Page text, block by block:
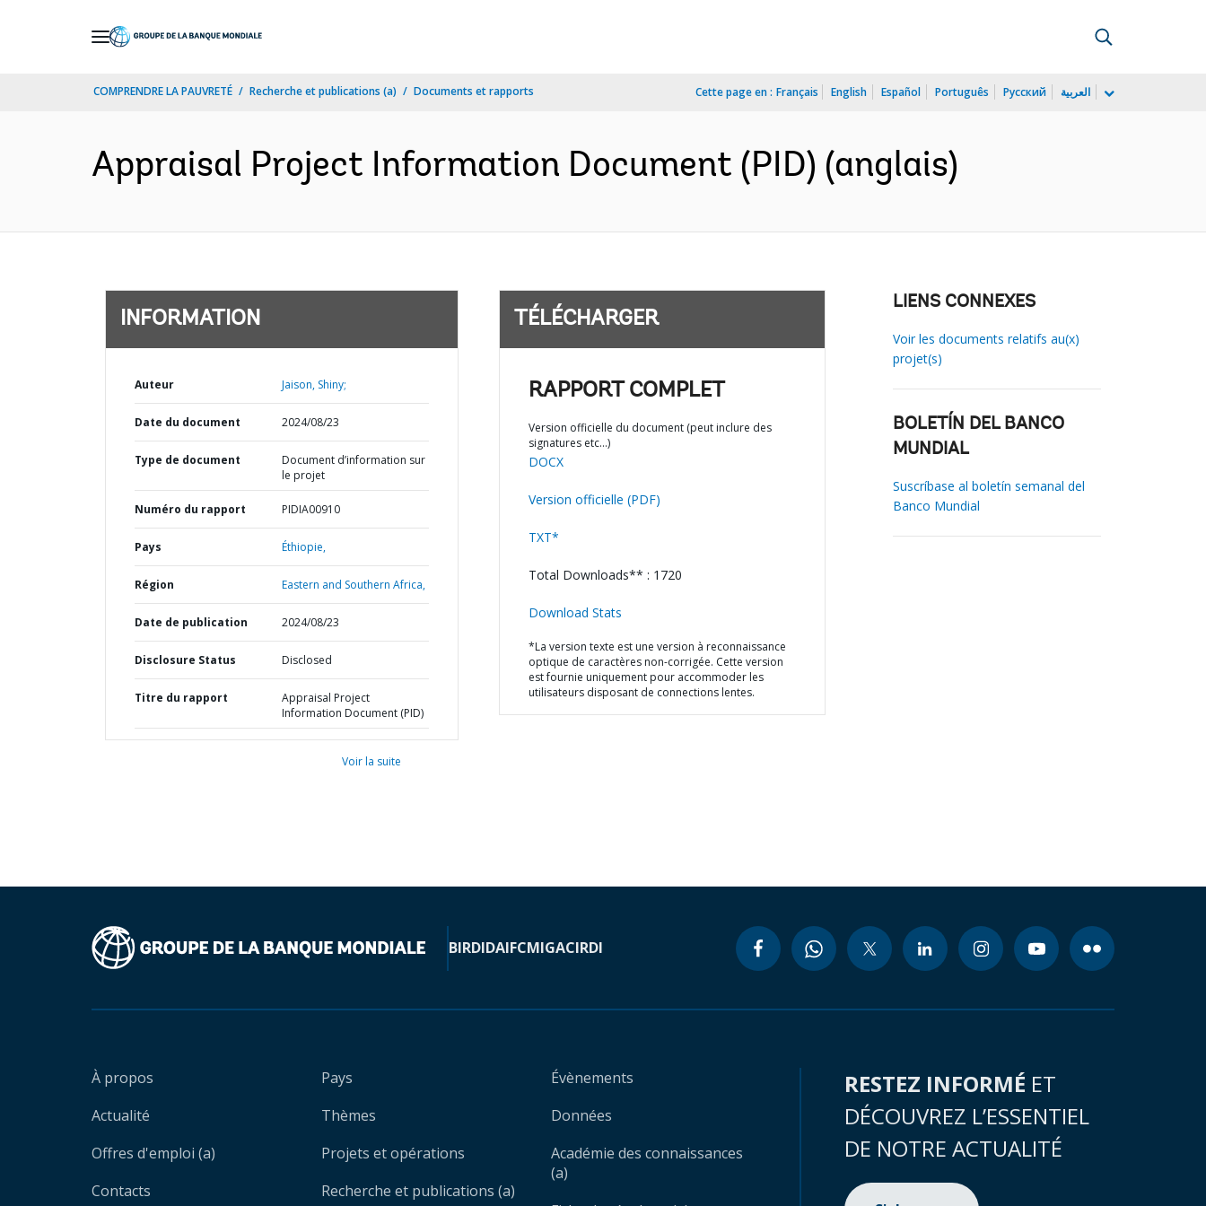
COMPRENDRE LA PAUVRETÉ Recherche et publications (a) Documents et rapports Cette page en : Français English Español Português Русский العربية
Appraisal Project Information Document (PID) (anglais)
INFORMATION
Auteur Jaison, Shiny;
Date du document 2024/08/23
Type de document
Document d’information sur
le projet
Numéro du rapport PIDIA00910
Pays Éthiopie,
Région Eastern and Southern Africa,
Date de publication 2024/08/23
Disclosure Status Disclosed
Titre du rapport
Appraisal Project
Information Document (PID)
Voir la suite
TÉLÉCHARGER
RAPPORT COMPLET
Version officielle du document (peut inclure des
signatures etc…)
DOCX
Version officielle (PDF)
TXT*
Total Downloads** : 1720
Download Stats
*La version texte est une version à reconnaissance
optique de caractères non-corrigée. Cette version
est fournie uniquement pour accommoder les
utilisateurs disposant de connections lentes.
LIENS CONNEXES
Voir les documents relatifs au(x)
projet(s)
BOLETÍN DEL BANCO
MUNDIAL
Suscríbase al boletín semanal del
Banco Mundial
BIRDIDAIFCMIGACIRDI
À propos
Actualité
Offres d'emploi (a)
Contacts
Pays
Thèmes
Projets et opérations
Recherche et publications (a)
Évènements
Données
Académie des connaissances
(a)
RESTEZ INFORMÉ ET
DÉCOUVREZ L’ESSENTIEL
DE NOTRE ACTUALITÉ